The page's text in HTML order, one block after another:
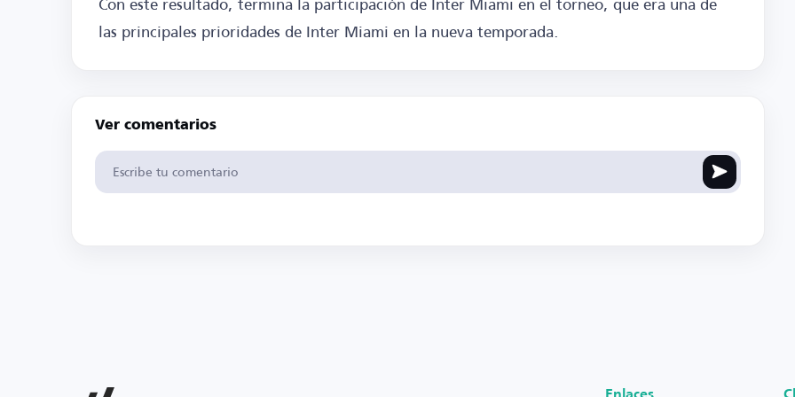
las principales prioridades de Inter Miami en la nueva temporada.
Ver comentarios